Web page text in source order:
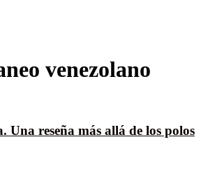
venezolano
reseña más allá de los polos